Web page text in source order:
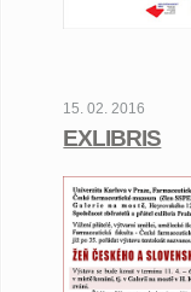
15. 02. 2016
EXLIBRIS